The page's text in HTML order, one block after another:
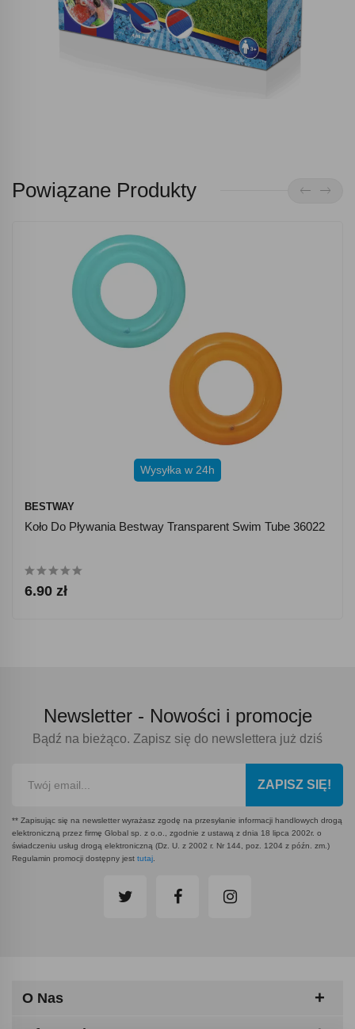
Powiązane Produkty
Wysyłka w 24h
BESTWAY
Koło Do Pływania Bestway Transparent Swim Tube 36022
6.90 zł
Newsletter - Nowości i promocje
Bądź na bieżąco. Zapisz się do newslettera już dziś
ZAPISZ SIĘ!
** Zapisując się na newsletter wyrażasz zgodę na przesyłanie informacji handlowych drogą
elektroniczną przez firmę Global sp. z o.o., zgodnie z ustawą z dnia 18 lipca 2002r. o
świadczeniu usług drogą elektroniczną (Dz. U. z 2002 r. Nr 144, poz. 1204 z późn. zm.)
Regulamin promocji dostępny jest tutaj
O Nas